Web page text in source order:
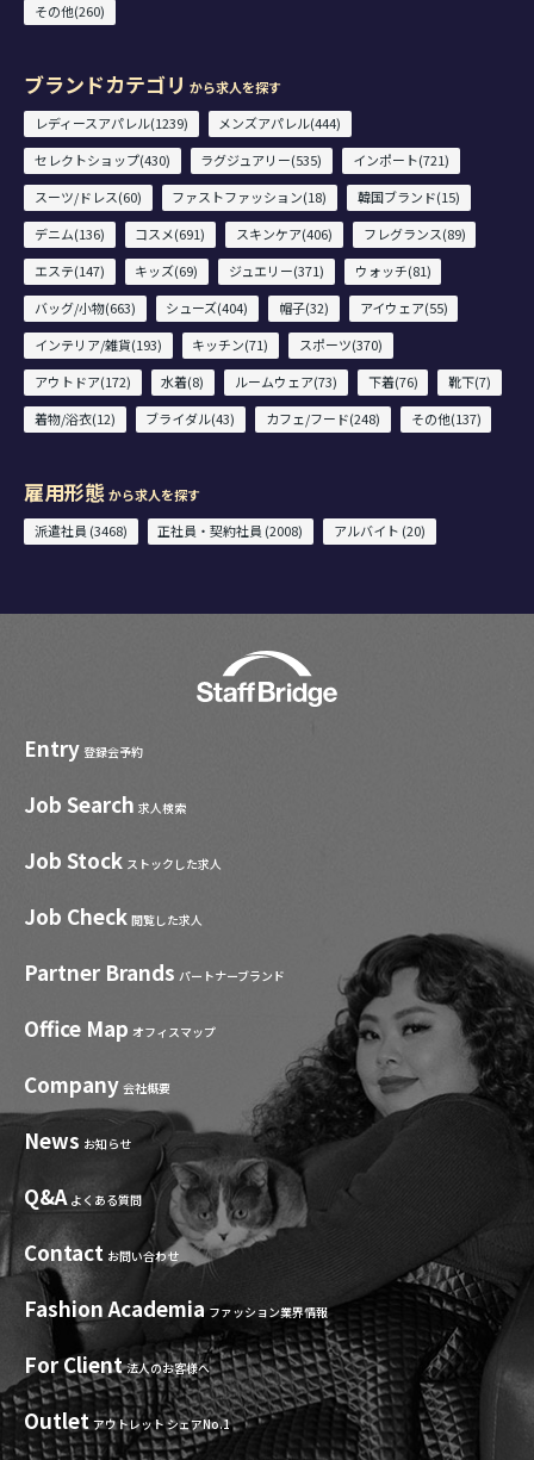
その他(260)
ブランドカテゴリ から求人を探す
レディースアパレル(1239)
メンズアパレル(444)
セレクトショップ(430)
ラグジュアリー(535)
インポート(721)
スーツ/ドレス(60)
ファストファッション(18)
韓国ブランド(15)
デニム(136)
コスメ(691) スキンケア(406)
フレグランス(89)
エステ(147)
キッズ(69) ジュエリー(371)
ウォッチ(81)
バッグ/小物(663)
シューズ(404) 帽子(32)
アイウェア(55)
インテリア/雑貨(193)
キッチン(71)
スポーツ(370)
アウトドア(172)
水着(8) ルームウェア(73) 下着(76)
靴下(7)
着物/浴衣(12)
ブライダル(43) カフェ/フード(248) その他(137)
雇用形態 から求人を探す
派遣社員 (3468)
正社員・契約社員 (2008) アルバイト (20)
Entry 登録会予約
Job Search 求人検索
Job Stock ストックした求人
Job Check 閲覧した求人
Partner Brands パートナーブランド
Office Map オフィスマップ
Company 会社概要
News お知らせ
Q&A よくある質問
Contact お問い合わせ
Fashion Academia ファッション業界情報
For Client 法人のお客様へ
Outlet アウトレット シェアNo.1